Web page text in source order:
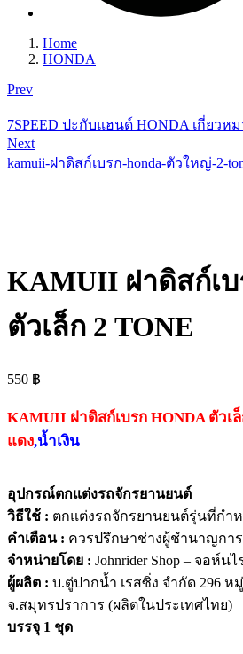
Home
HONDA
Prev
7SPEED ปะกับแฮนด์ HONDA เกี่ยวห
Next
kamuii-ฝาดิสก์เบรก-honda-ตัวใหญ่-2-
KAMUII ฝาดิสก์เบ
ตัวเล็ก 2 TONE
550 ฿
KAMUII ฝาดิสก์เบรก HONDA ตัวเล็
แดง,น้ำเงิน
อุปกรณ์ตกแต่งรถจักรยานยนต์
วิธีใช้ : ตกแต่งรถจักรยานยนต์รุ่นที่กำ
คำเตือน : ควรปรึกษาช่างผู้ชำนาญกา
จำหน่ายโดย : Johnrider Shop – จอห์น
ผู้ผลิต : บ.ตู่ปากน้ำ เรสซิ่ง จำกัด 296 ห
จ.สมุทรปราการ (ผลิตในประเทศไทย)
บรรจุ 1 ชุด